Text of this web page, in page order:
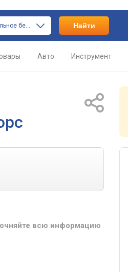
только постельное белье Найти
Авто Инструмент
всю информацию